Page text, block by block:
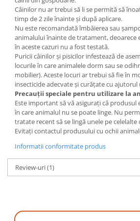
Câinilor nu ar trebui să li se permită să
timp de 2 zile înainte și după aplicare.
Nu este recomandată îmbăierea sau
animalului înainte de tratament, deoarece
în aceste cazuri nu a fost testată.
Puricii câinilor și pisicilor infestează de
locurile în care animalele dorm sau se
mobilier). Aceste locuri ar trebui să fie în
insecticide adecvate și curățate cu
Precauții speciale pentru utilizare la
Este important să vă asigurați că produsul
în care animalul nu se poate linge. Nu
tratate recent să se lingă unele pe
Evitați contactul produsului cu ochii
Informatii conformitate produs
Review-uri(1)